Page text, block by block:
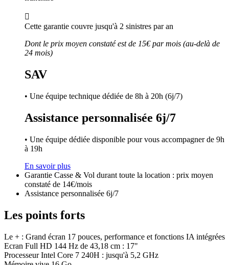

Cette garantie couvre jusqu'à 2 sinistres par an
Dont le prix moyen constaté est de 15€ par mois (au-delà de
24 mois)
SAV
• Une équipe technique dédiée de 8h à 20h (6j/7)
Assistance personnalisée 6j/7
• Une équipe dédiée disponible pour vous accompagner de 9h
à 19h
En savoir plus
Garantie Casse & Vol durant toute la location : prix moyen
constaté de 14€/mois
Assistance personnalisée 6j/7
Les points forts
Le + : Grand écran 17 pouces, performance et fonctions IA intégrées
Ecran Full HD 144 Hz de 43,18 cm : 17"
Processeur Intel Core 7 240H : jusqu'à 5,2 GHz